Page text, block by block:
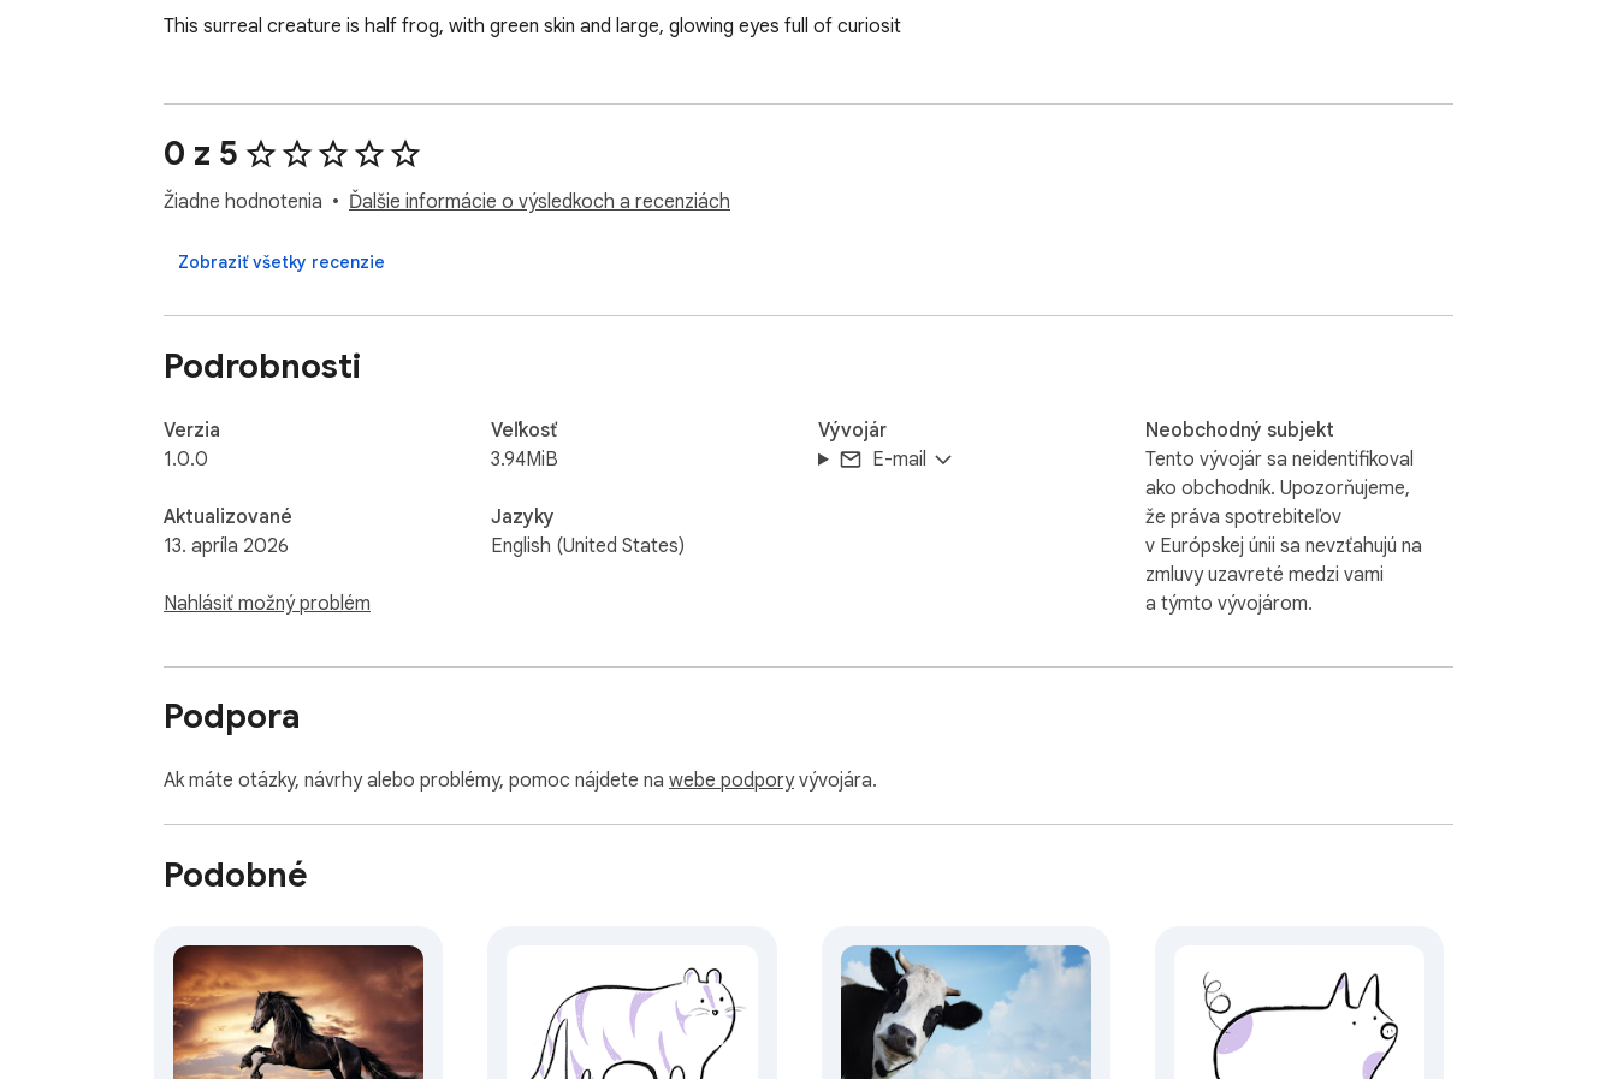
This surreal creature is half frog, with green skin and large, glowing eyes full of curiosit
0 z 5
Žiadne hodnotenia Ďalšie informácie o výsledkoch a recenziách
Zobraziť všetky recenzie
Podrobnosti
Verzia
1.0.0
Aktualizované
13. apríla 2026
Nahlásiť možný problém
Veľkosť
3.94MiB
Jazyky
English (United States)
Vývojár
E-mail
Neobchodný subjekt
Tento vývojár sa neidentifikoval
ako obchodník. Upozorňujeme,
že práva spotrebiteľov
v Európskej únii sa nevzťahujú na
zmluvy uzavreté medzi vami
a týmto vývojárom.
Podpora
Ak máte otázky, návrhy alebo problémy, pomoc nájdete na webe podporyvývojára.
Podobné